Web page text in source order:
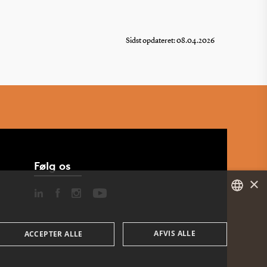
Sidst opdateret: 08.04.2026
Følg os
ENGLISH
×
ACCEPTER ALLE AFVIS ALLE